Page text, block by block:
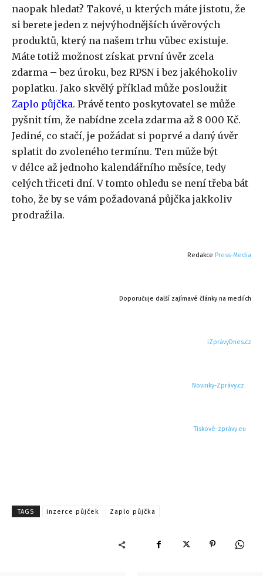
naopak hledat? Takové, u kterých máte jistotu, že
si berete jeden z nejvýhodnějších úvěrových
produktů, který na našem trhu vůbec existuje.
Máte totiž možnost získat první úvěr zcela
zdarma – bez úroku, bez RPSN i bez jakéhokoliv
poplatku. Jako skvělý příklad může posloužit
Zaplo půjčka. Právě tento poskytovatel se může
pyšnit tím, že nabídne zcela zdarma až 8 000 Kč.
Jediné, co stačí, je požádat si poprvé a daný úvěr
splatit do zvoleného termínu. Ten může být
v délce až jednoho kalendářního měsíce, tedy
celých třiceti dní. V tomto ohledu se není třeba bát
toho, že by se vám požadovaná půjčka jakkoliv
prodražila.
Redakce Press-Media
Doporučuje další zajímavé články na mediích
iZprávyDnes.cz
Novinky-Zprávy.cz
Tiskové-zprávy.eu
TAGS inzerce půjček Zaplo půjčka